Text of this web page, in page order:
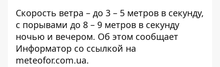
Скорость ветра – до 3 – 5 метров в секунду,
с порывами до 8 – 9 метров в секунду
ночью и вечером. Об этом сообщает
Информатор со ссылкой на
meteofor.com.ua.